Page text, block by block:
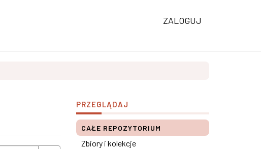
ZALOGUJ
PRZEGLĄDAJ
CAŁE REPOZYTORIUM
Zbiory i kolekcje